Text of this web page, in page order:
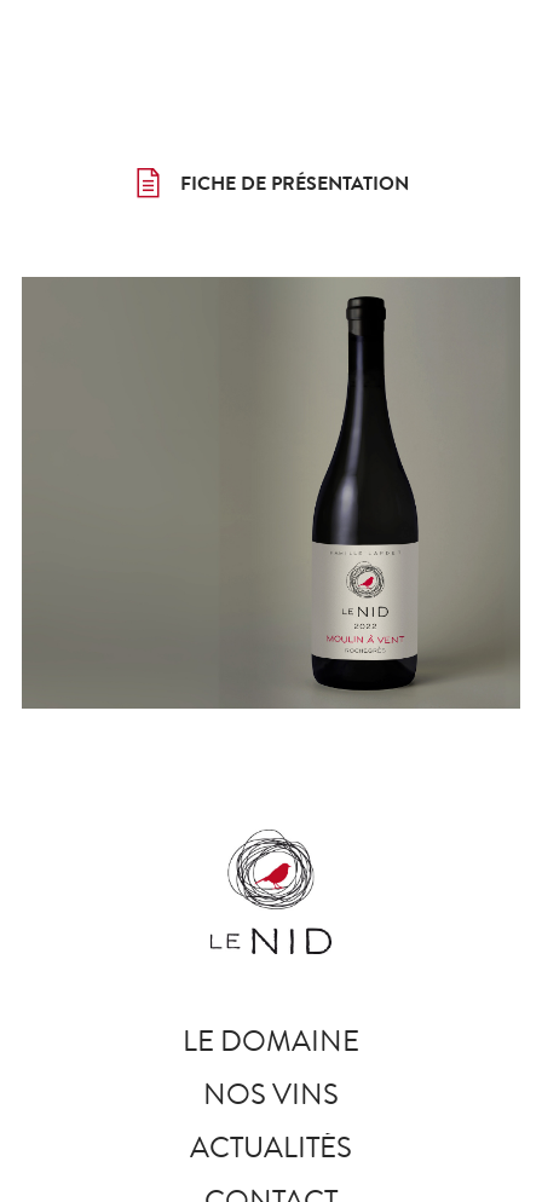
FICHE DE PRÉSENTATION
FICHE DE PRÉSENTATION
FICHE DE PRÉSENTATION
LE DOMAINE
NOS VINS
ACTUALITÉS